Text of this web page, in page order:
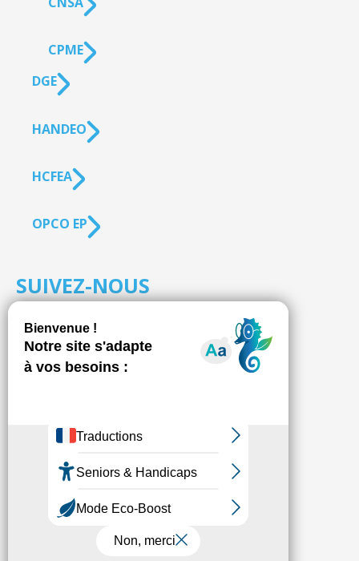
CPME
DGE
HANDEO
HCFEA
OPCO EP
SUIVEZ-NOUS
Fédésap © 2021
Mentions légales
Transparence